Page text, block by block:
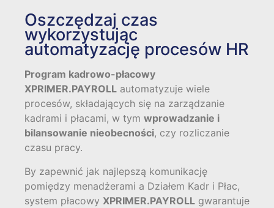
Oszczędzaj czas
wykorzystując
automatyzację procesów HR
Program kadrowo-płacowy
XPRIMER.PAYROLL automatyzuje wiele
procesów, składających się na zarządzanie
kadrami i płacami, w tym wprowadzanie i
bilansowanie nieobecności, czy rozliczanie
czasu pracy.
By zapewnić jak najlepszą komunikację
pomiędzy menadżerami a Działem Kadr i Płac,
system płacowy XPRIMER.PAYROLL gwarantuje